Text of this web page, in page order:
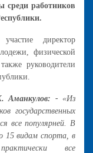
среди работников
директор
физической
руководители
Аманкулов: - «Из
государственных
все популярней. В
15 видам спорта, в
все